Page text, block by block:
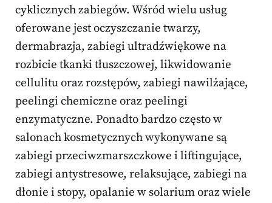
cyklicznych zabiegów. Wśród wielu usług
oferowane jest oczyszczanie twarzy,
dermabrazja, zabiegi ultradźwiękowe na
rozbicie tkanki tłuszczowej, likwidowanie
cellulitu oraz rozstępów, zabiegi nawilżające,
peelingi chemiczne oraz peelingi
enzymatyczne. Ponadto bardzo często w
salonach kosmetycznych wykonywane są
zabiegi przeciwzmarszczkowe i liftingujące,
zabiegi antystresowe, relaksujące, zabiegi na
dłonie i stopy, opalanie w solarium oraz wiele